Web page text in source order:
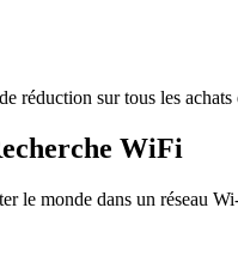
réduction sur tous les
WiFi
le monde dans un réseau